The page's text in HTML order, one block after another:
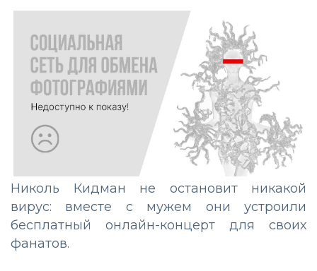
Николь Кидман не остановит никакой
вирус: вместе с мужем они устроили
бесплатный онлайн-концерт для своих
фанатов.